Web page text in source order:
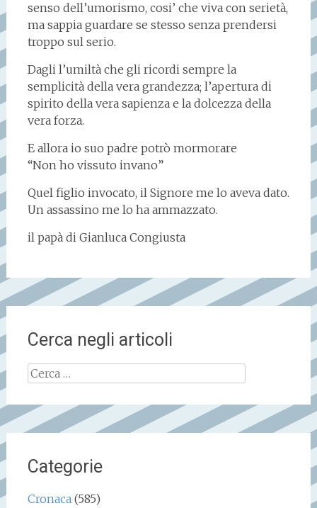
senso dell’umorismo, cosi’ che viva con serietà,
ma sappia guardare se stesso senza prendersi
troppo sul serio.
Dagli l’umiltà che gli ricordi sempre la
semplicità della vera grandezza; l’apertura di
spirito della vera sapienza e la dolcezza della
vera forza.
E allora io suo padre potrò mormorare
“Non ho vissuto invano”
Quel figlio invocato, il Signore me lo aveva dato.
Un assassino me lo ha ammazzato.
il papà di Gianluca Congiusta
Cerca negli articoli
Ricerca
Categorie
Cronaca(585)